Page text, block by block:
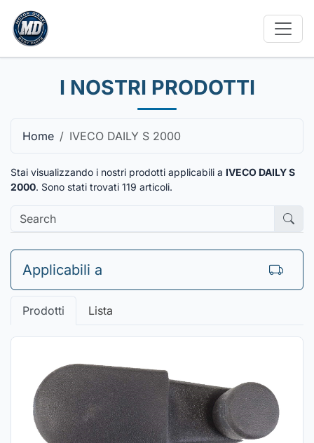
I NOSTRI PRODOTTI
Home IVECO DAILY S 2000
Stai visualizzando i nostri prodotti applicabili a IVECO DAILY S
2000. Sono stati trovati 119 articoli.
Applicabili a
Prodotti Lista